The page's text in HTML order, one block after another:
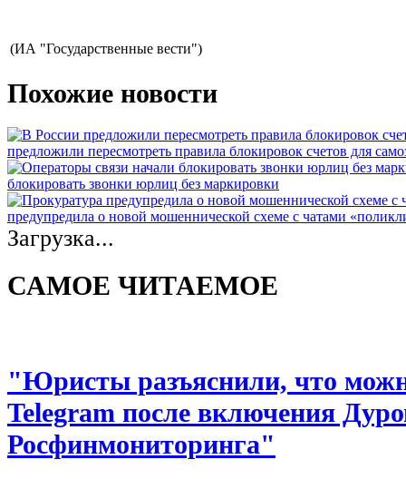
(ИА "Государственные вести")
Похожие новости
предложили пересмотреть правила блокировок счетов для
блокировать звонки юрлиц без маркировки
предупредила о новой мошеннической схеме с чатами
Загрузка...
САМОЕ ЧИТАЕМОЕ
"Юристы разъяснили, что
Telegram после включения
Росфинмониторинга"